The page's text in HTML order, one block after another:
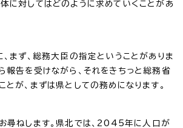
に対してはどのように求めていくことがあ
まず、総務大臣の指定ということがありま
報告を受けながら、それをきちっと総務省
とが、まずは県としての務めになります。
尋ねします。県北では、2045年に人口が